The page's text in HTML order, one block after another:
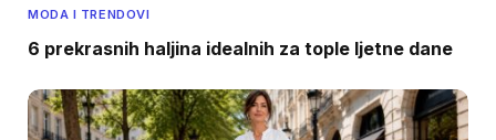
MODA I TRENDOVI
6 prekrasnih haljina idealnih za tople ljetne dane